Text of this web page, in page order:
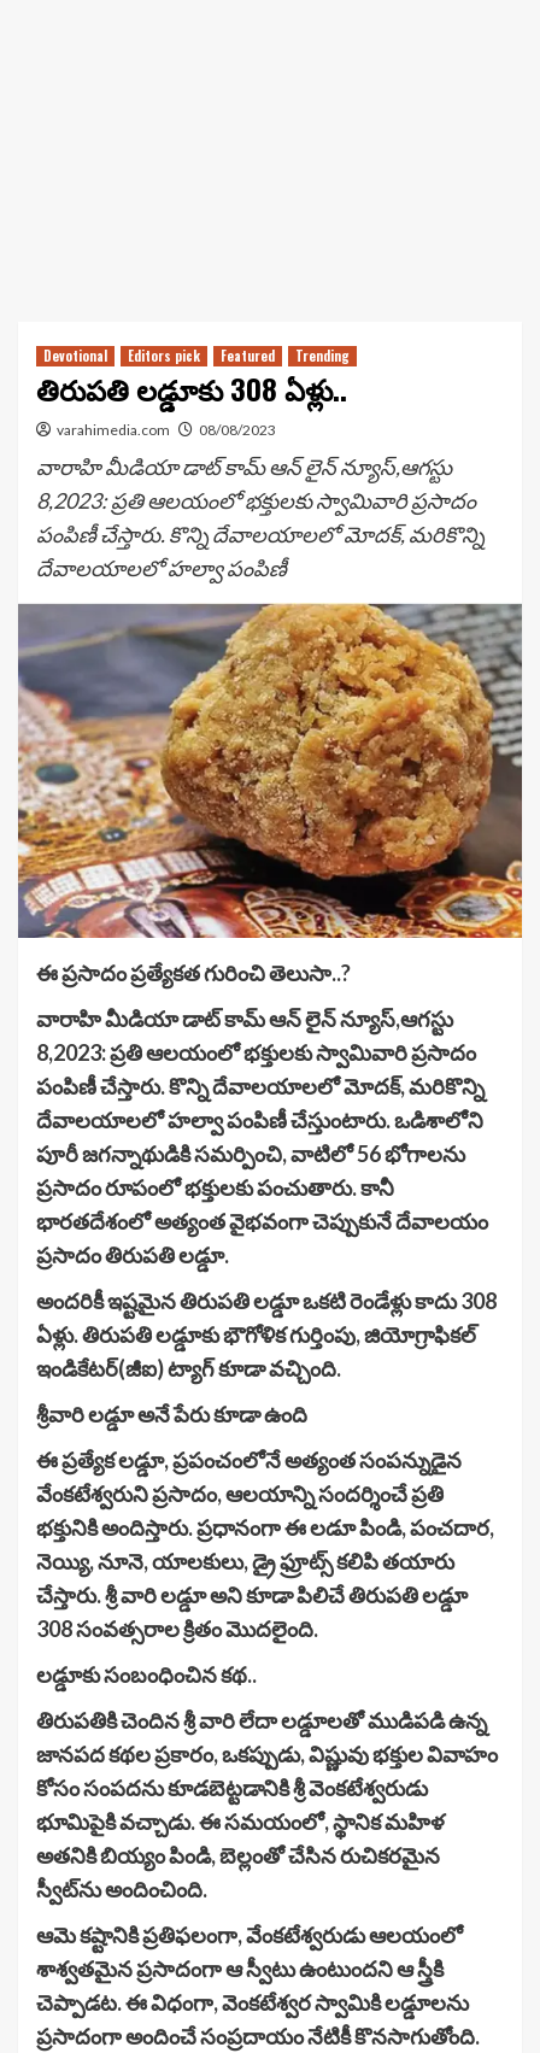
Devotional Editors pick Featured Trending
తిరుపతి లడ్డూకు 308 ఏళ్లు..
varahimedia.com 08/08/2023
వారాహి మీడియా డాట్ కామ్ ఆన్ లైన్ న్యూస్,ఆగస్టు
8,2023: ప్రతి ఆలయంలో భక్తులకు స్వామివారి ప్రసాదం
పంపిణీ చేస్తారు. కొన్ని దేవాలయాలలో మోదక్, మరికొన్ని
దేవాలయాలలో హల్వా పంపిణీ
ఈ ప్రసాదం ప్రత్యేకత గురించి తెలుసా..?
వారాహి మీడియా డాట్ కామ్ ఆన్ లైన్ న్యూస్,ఆగస్టు
8,2023: ప్రతి ఆలయంలో భక్తులకు స్వామివారి ప్రసాదం
పంపిణీ చేస్తారు. కొన్ని దేవాలయాలలో మోదక్, మరికొన్ని
దేవాలయాలలో హల్వా పంపిణీ చేస్తుంటారు. ఒడిశాలోని
పూరీ జగన్నాథుడికి సమర్పించి, వాటిలో 56 భోగాలను
ప్రసాదం రూపంలో భక్తులకు పంచుతారు. కానీ
భారతదేశంలో అత్యంత వైభవంగా చెప్పుకునే దేవాలయం
ప్రసాదం తిరుపతి లడ్డూ.
అందరికీ ఇష్టమైన తిరుపతి లడ్డూ ఒకటి రెండేళ్లు కాదు 308
ఏళ్లు. తిరుపతి లడ్డూకు భౌగోళిక గుర్తింపు, జియోగ్రాఫికల్
ఇండికేటర్(జీఐ) ట్యాగ్ కూడా వచ్చింది.
శ్రీవారి లడ్డూ అనే పేరు కూడా ఉంది
ఈ ప్రత్యేక లడ్డూ, ప్రపంచంలోనే అత్యంత సంపన్నుడైన
వేంకటేశ్వరుని ప్రసాదం, ఆలయాన్ని సందర్శించే ప్రతి
భక్తునికి అందిస్తారు. ప్రధానంగా ఈ లడూ పిండి, పంచదార,
నెయ్యి, నూనె, యాలకులు, డ్రై ఫ్రూట్స్ కలిపి తయారు
చేస్తారు. శ్రీ వారి లడ్డూ అని కూడా పిలిచే తిరుపతి లడ్డూ
308 సంవత్సరాల క్రితం మొదలైంది.
లడ్డూకు సంబంధించిన కథ..
తిరుపతికి చెందిన శ్రీ వారి లేదా లడ్డూలతో ముడిపడి ఉన్న
జానపద కథల ప్రకారం, ఒకప్పుడు, విష్ణువు భక్తుల వివాహం
కోసం సంపదను కూడబెట్టడానికి శ్రీ వెంకటేశ్వరుడు
భూమిపైకి వచ్చాడు. ఈ సమయంలో, స్థానిక మహిళ
అతనికి బియ్యం పిండి, బెల్లంతో చేసిన రుచికరమైన
స్వీట్‌ను అందించింది.
ఆమె కష్టానికి ప్రతిఫలంగా, వేంకటేశ్వరుడు ఆలయంలో
శాశ్వతమైన ప్రసాదంగా ఆ స్వీటు ఉంటుందని ఆ స్త్రీకి
చెప్పాడట. ఈ విధంగా, వెంకటేశ్వర స్వామికి లడ్డూలను
ప్రసాదంగా అందించే సంప్రదాయం నేటికీ కొనసాగుతోంది.